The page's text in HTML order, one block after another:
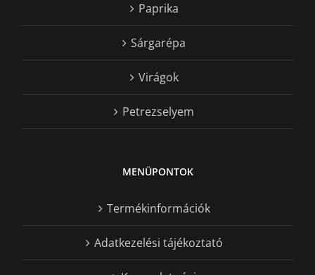
Paprika
Sárgarépa
Virágok
Petrezselyem
MENÜPONTOK
Termékinformációk
Adatkezelési tájékoztató